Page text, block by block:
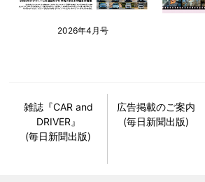
2026年4月号
雑誌『CAR and
DRIVER』
(毎日新聞出版)
広告掲載のご案内
(毎日新聞出版)